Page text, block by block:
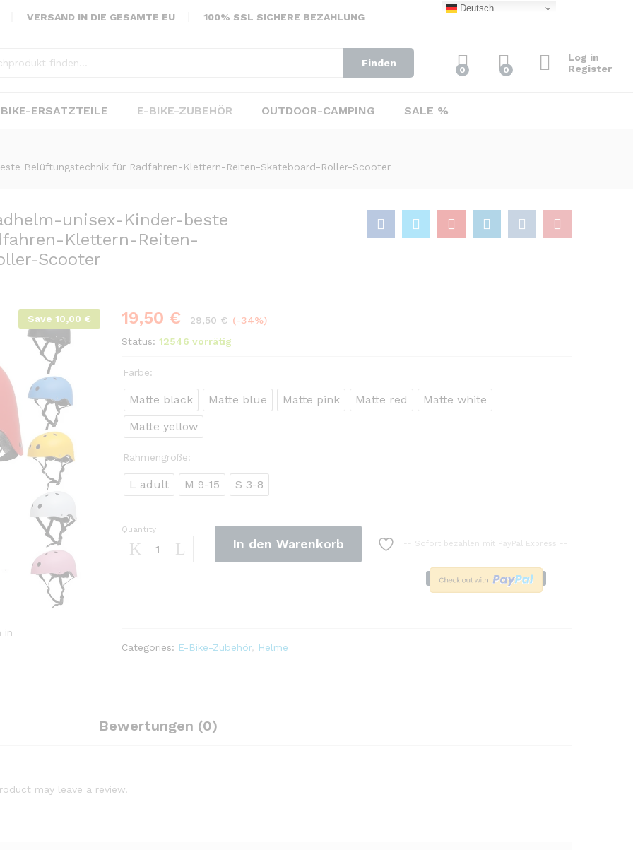
VERSAND IN DIE GESAMTE EU 100% SSL SICHERE BEZAHLUNG
Finden
0 0
Log in
Register
ERSATZTEILE E-BIKE-ZUBEHÖR OUTDOOR-CAMPING SALE %
Belüftungstechnik für Radfahren-Klettern-Reiten-Skateboard-Roller-Scooter
unisex-Kinder-beste
Klettern-Reiten-
Scooter
Save 10,00 €
in
19,50 € 29,50€ (-34%)
Status: 12546 vorrätig
Farbe:
Matte black Matte blue Matte pink Matte red
Matte white
Matte yellow
Rahmengröße:
L adult M 9-15 S 3-8
TOP
belüfteter
Roller-
Quantity
In den Warenkorb -- Sofort bezahlen mit PayPal Express --
Categories: E-Bike-Zubehör, Helme
Bewertungen (0)
may leave a review.
Deutsch
Roller-Scooter
€ Add to Cart